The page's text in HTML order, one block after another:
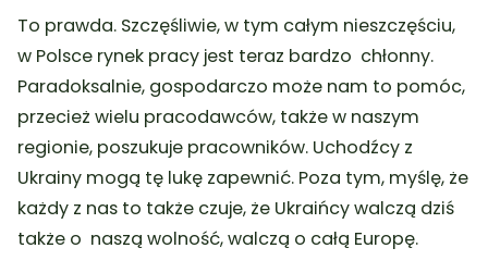
To prawda. Szczęśliwie, w tym całym nieszczęściu,
w Polsce rynek pracy jest teraz bardzo chłonny.
Paradoksalnie, gospodarczo może nam to pomóc,
przecież wielu pracodawców, także w naszym
regionie, poszukuje pracowników. Uchodźcy z
Ukrainy mogą tę lukę zapewnić. Poza tym, myślę, że
każdy z nas to także czuje, że Ukraińcy walczą dziś
także o naszą wolność, walczą o całą Europę.